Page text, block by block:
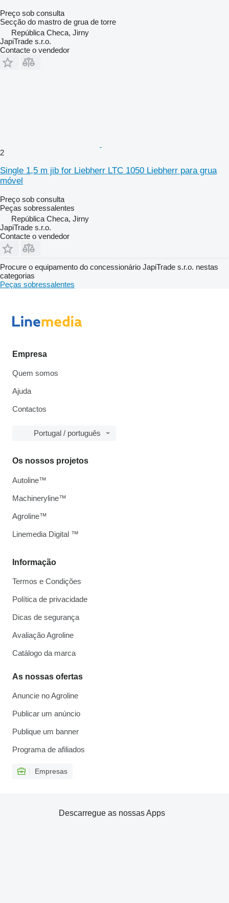
Preço sob consulta
Secção do mastro de grua de torre
República Checa, Jirny
JapiTrade s.r.o.
Contacte o vendedor
2
Single 1,5 m jib for Liebherr LTC 1050 Liebherr para grua
móvel
Preço sob consulta
Peças sobressalentes
República Checa, Jirny
JapiTrade s.r.o.
Contacte o vendedor
Procure o equipamento do concessionário JapiTrade s.r.o. nestas
categorias
Peças sobressalentes
Empresa
Quem somos
Ajuda
Contactos
Portugal / português
Informação
Termos e Condições
Política de privacidade
Dicas de segurança
Avaliação Agroline
Catálogo da marca
As nossas ofertas
Anuncie no Agroline
Publicar um anúncio
Publique um banner
Programa de afiliados
Empresas
Os nossos projetos
Autoline™
Machineryline™
Agroline™
Linemedia Digital ™
Descarregue as nossas Apps